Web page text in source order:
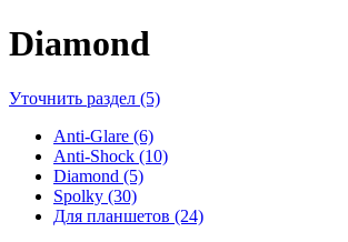
Diamond
Уточнить раздел (5)
Anti-Glare (6)
Anti-Shock (10)
Diamond (5)
Spolky (30)
Для планшетов (24)